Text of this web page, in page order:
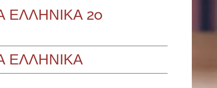
ΕΛΛΗΝΙΚΑ 2o
ΕΛΛΗΝΙΚΑ